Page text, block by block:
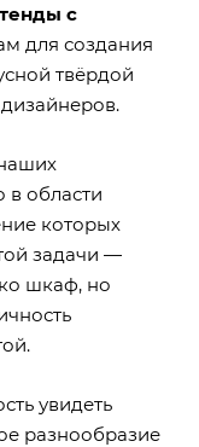
с
для создания
твёрдой
в области
которых
задачи —
шкаф, но
увидеть
разнообразие